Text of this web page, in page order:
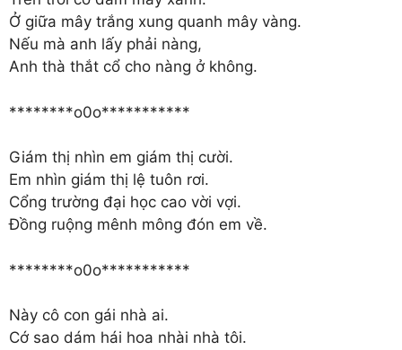
Ở giữa mây trắng xung quanh mây vàng.
Nếu mà anh lấy phải nàng,
Anh thà thắt cổ cho nàng ở không.
********o0o***********
Giám thị nhìn em giám thị cười.
Em nhìn giám thị lệ tuôn rơi.
Cổng trường đại học cao vời vợi.
Đồng ruộng mênh mông đón em về.
********o0o***********
Này cô con gái nhà ai.
Cớ sao dám hái hoa nhài nhà tôi.